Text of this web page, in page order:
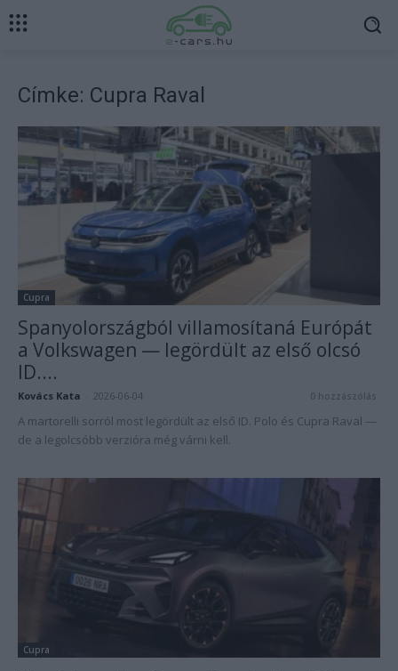
Címke: Cupra Raval
Cupra
Spanyolországból villamosítaná Európát
a Volkswagen — legördült az első olcsó
ID....
Kovács Kata 2026-06-04 0 hozzászólás
A martorelli sorról most legördült az első ID. Polo és Cupra Raval —
de a legolcsóbb verzióra még várni kell.
Cupra